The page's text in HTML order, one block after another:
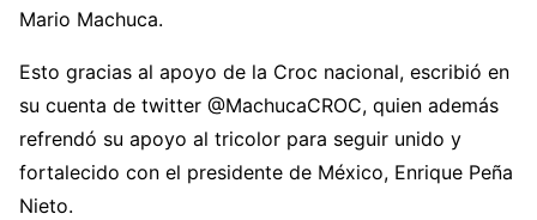
Mario Machuca.
Esto gracias al apoyo de la Croc nacional, escribió en
su cuenta de twitter @MachucaCROC, quien además
refrendó su apoyo al tricolor para seguir unido y
fortalecido con el presidente de México, Enrique Peña
Nieto.